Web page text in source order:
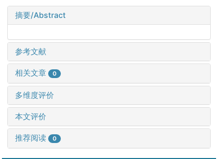
摘要/Abstract
参考文献
相关文章 0
多维度评价
本文评价
推荐阅读 0